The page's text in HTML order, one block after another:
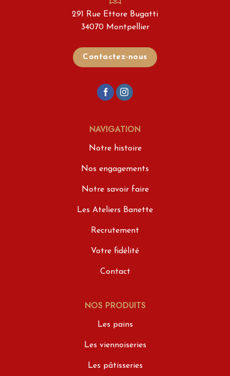
291 Rue Ettore Bugatti
34070 Montpellier
Contactez-nous
NAVIGATION
Notre histoire
Nos engagements
Notre savoir faire
Les Ateliers Banette
Recrutement
Votre fidélité
Contact
NOS PRODUITS
Les pains
Les viennoiseries
Les pâtisseries